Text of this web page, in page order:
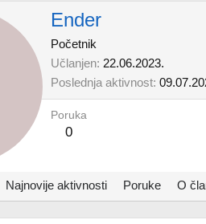
Ender
Početnik
Učlanjen 22.06.2023.
Poslednja aktivnost
Poruka
0
Najnovije aktivnosti Poruke O